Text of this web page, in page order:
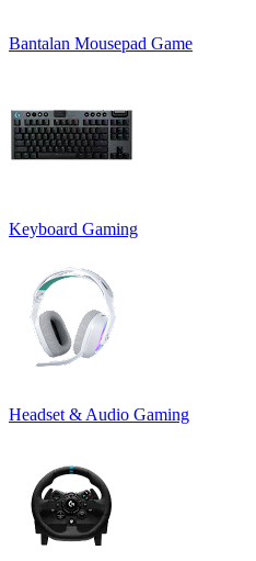
Bantalan Mousepad Game
Keyboard Gaming
Headset & Audio Gaming